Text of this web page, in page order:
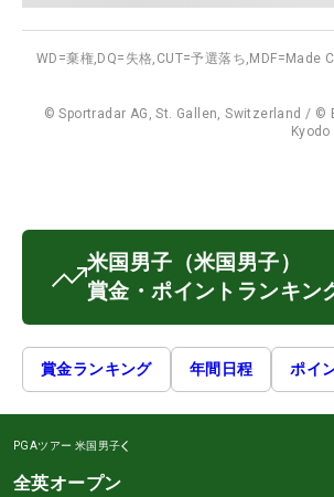
WD=棄権, DQ=失格, CUT=予選落ち, MDF=Made
© Sportradar AG, St. Gallen, Switzerland /
米国男子 （米国男子）
賞金・ポイントランキン
賞金ランキング 年間日程 ポイ
PGAツアー 米国男子
全英オープン